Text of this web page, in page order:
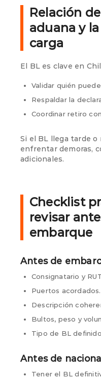
Relación
aduana y
carga
El BL es clave en
Validar quién
Respaldar la
Coordinar retiro
Si el BL llega tarde
enfrentar demoras,
adicionales.
Checklist
revisar
embarque
Antes de
Consignatario y
Puertos acordados.
Descripción
Bultos, peso y
Tipo de BL
Antes de
Tener el BL